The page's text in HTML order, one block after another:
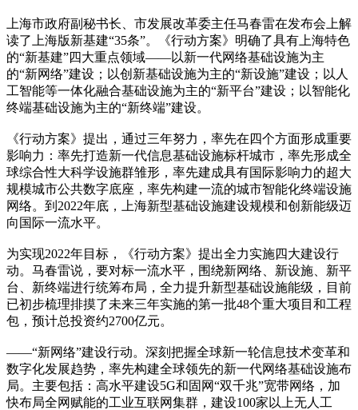
上海市政府副秘书长、市发展改革委主任马春雷在发布会上解
读了上海版新基建“35条”。《行动方案》明确了具有上海特色
的“新基建”四大重点领域——以新一代网络基础设施为主
的“新网络”建设；以创新基础设施为主的“新设施”建设；以人
工智能等一体化融合基础设施为主的“新平台”建设；以智能化
终端基础设施为主的“新终端”建设。
《行动方案》提出，通过三年努力，率先在四个方面形成重要
影响力：率先打造新一代信息基础设施标杆城市，率先形成全
球综合性大科学设施群雏形，率先建成具有国际影响力的超大
规模城市公共数字底座，率先构建一流的城市智能化终端设施
网络。到2022年底，上海新型基础设施建设规模和创新能级迈
向国际一流水平。
为实现2022年目标，《行动方案》提出全力实施四大建设行
动。马春雷说，要对标一流水平，围绕新网络、新设施、新平
台、新终端进行统筹布局，全力提升新型基础设施能级，目前
已初步梳理排摸了未来三年实施的第一批48个重大项目和工程
包，预计总投资约2700亿元。
——“新网络”建设行动。深刻把握全球新一轮信息技术变革和
数字化发展趋势，率先构建全球领先的新一代网络基础设施布
局。主要包括：高水平建设5G和固网“双千兆”宽带网络，加
快布局全网赋能的工业互联网集群，建设100家以上无人工